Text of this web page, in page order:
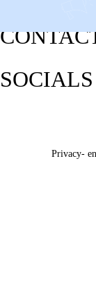
SOCIALS
Privacy-